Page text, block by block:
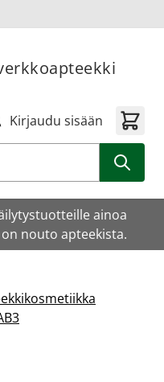
Kirjaudu sisään
ainoa
nouto apteekista.